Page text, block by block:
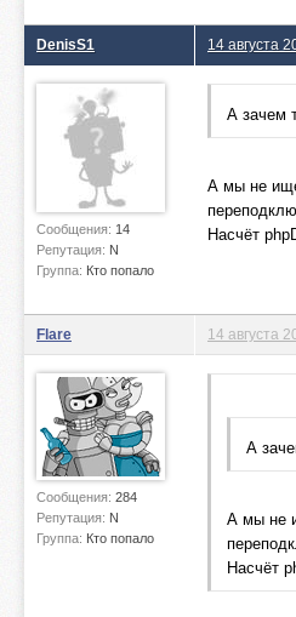
DenisS1
Сообщения: 14
Репутация: N
Группа: Кто попало
14 августа
А зачем
А мы не
Насчёт
Flare
Сообщения: 284
Репутация: N
Группа: Кто попало
14 августа
А
А мы не
Насчёт